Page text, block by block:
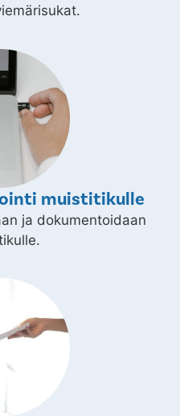
muistitikulle
ja dokumentoidaan